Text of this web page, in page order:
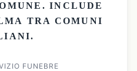
. INCLUDE
TRA COMUNI
FUNEBRE